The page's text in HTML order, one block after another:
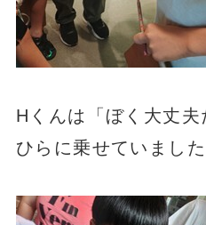
Hくんは「ぼく大丈
ひらに乗せていました